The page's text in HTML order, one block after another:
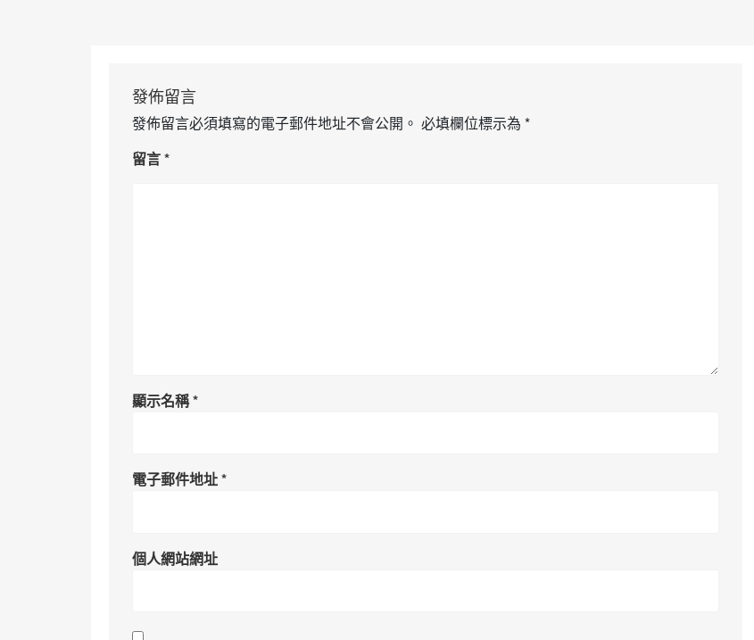
發佈留言
發佈留言必須填寫的電子郵件地址不會公開。 必填欄位標示為 *
留言*
顯示名稱*
電子郵件地址*
個人網站網址